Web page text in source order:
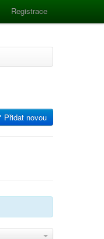
Registrace
Přidat novou